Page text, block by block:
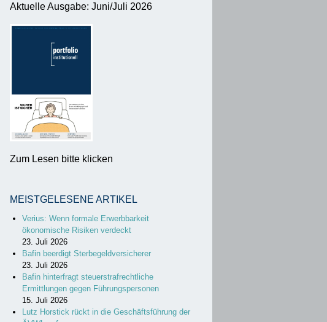
Aktuelle Ausgabe: Juni/Juli 2026
Zum Lesen bitte klicken
MEISTGELESENE ARTIKEL
Verius: Wenn formale Erwerbbarkeit
ökonomische Risiken verdeckt
23. Juli 2026
Bafin beerdigt Sterbegeldversicherer
23. Juli 2026
Bafin hinterfragt steuerstrafrechtliche
Ermittlungen gegen Führungspersonen
15. Juli 2026
Lutz Horstick rückt in die Geschäftsführung der